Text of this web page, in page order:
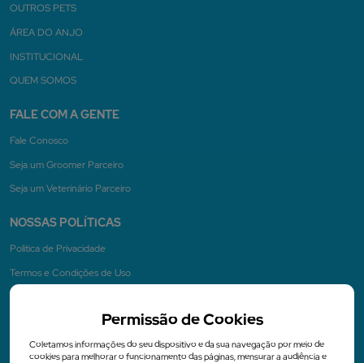
OUTROS PETS
ÁREA DO ANJO
INSTITUCIONAL
QUEM SOMOS
FALE COM A GENTE
Fale Conosco
Seja um Groomer Parceiro
Seja um Veterinário Parceiro
NOSSAS POLÍTICAS
Politica de Privacidade
Termos e Condições de Uso
Permissão de Cookies
Coletamos informações do seu dispositivo e da sua navegação por meio de
cookies para melhorar o funcionamento das páginas, mensurar a audiência e